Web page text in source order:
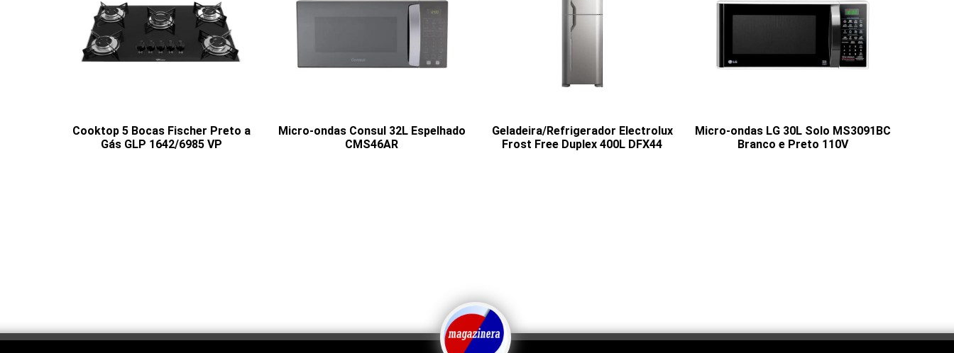
Cooktop 5 Bocas Fischer Preto a
Gás GLP 1642/6985 VP
Micro-ondas Consul 32L Espelhado
CMS46AR
Geladeira/Refrigerador Electrolux
Frost Free Duplex 400L DFX44
Micro-ondas LG 30L Solo MS3091BC
Branco e Preto 110V